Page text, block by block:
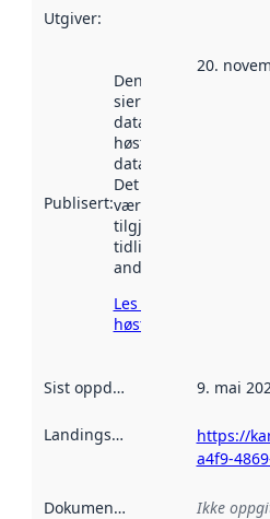
Utgiver:
Publisert:
Denne datoen
sier når
datasettet ble
høstet av
data.norge.no.
Det kan ha
vært
tilgjengelig
tidligere
andre steder.
Les mer om
høsting her
20.
Sist oppdatert 9. mai
Landingsside
https://
a4f9-
Dokumentasjon Ikke